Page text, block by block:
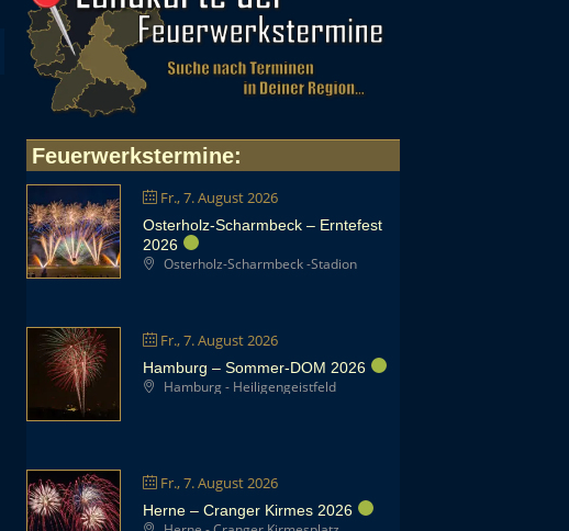
Feuerwerkstermine:
Fr., 7. August 2026
Osterholz-Scharmbeck – Erntefest
2026
Osterholz-Scharmbeck -Stadion
Fr., 7. August 2026
Hamburg – Sommer-DOM 2026
Hamburg - Heiligengeistfeld
Fr., 7. August 2026
Herne – Cranger Kirmes 2026